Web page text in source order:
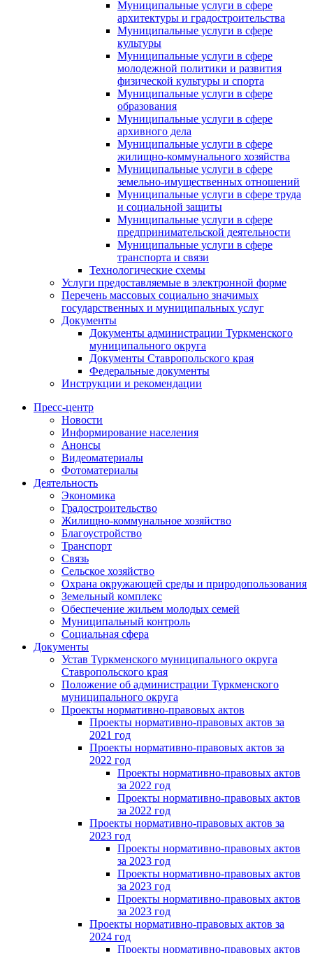
Муниципальные услуги в сфере
архитектуры и градостроительства
Муниципальные услуги в сфере
культуры
Муниципальные услуги в сфере
молодежной политики и развития
физической культуры и спорта
Муниципальные услуги в сфере
образования
Муниципальные услуги в сфере
архивного дела
Муниципальные услуги в сфере
жилищно-коммунального хозяйства
Муниципальные услуги в сфере
земельно-имущественных отношений
Муниципальные услуги в сфере труда
и социальной защиты
Муниципальные услуги в сфере
предпринимательской деятельности
Муниципальные услуги в сфере
транспорта и связи
Технологические схемы
Услуги предоставляемые в электронной форме
Перечень массовых социально значимых
государственных и муниципальных услуг
Документы
Документы администрации Туркменского
муниципального округа
Документы Ставропольского края
Федеральные документы
Инструкции и рекомендации
Пресс-центр
Новости
Информирование населения
Анонсы
Видеоматериалы
Фотоматериалы
Деятельность
Экономика
Градостроительство
Жилищно-коммунальное хозяйство
Благоустройство
Транспорт
Связь
Сельское хозяйство
Охрана окружающей среды и природопользования
Земельный комплекс
Обеспечение жильем молодых семей
Муниципальный контроль
Социальная сфера
Документы
Устав Туркменского муниципального округа
Ставропольского края
Положение об администрации Туркменского
муниципального округа
Проекты нормативно-правовых актов
Проекты нормативно-правовых актов за
2021 год
Проекты нормативно-правовых актов за
2022 год
Проекты нормативно-правовых актов
за 2022 год
Проекты нормативно-правовых актов
за 2022 год
Проекты нормативно-правовых актов за
2023 год
Проекты нормативно-правовых актов
за 2023 год
Проекты нормативно-правовых актов
за 2023 год
Проекты нормативно-правовых актов
за 2023 год
Проекты нормативно-правовых актов за
2024 год
Проекты нормативно-правовых актов